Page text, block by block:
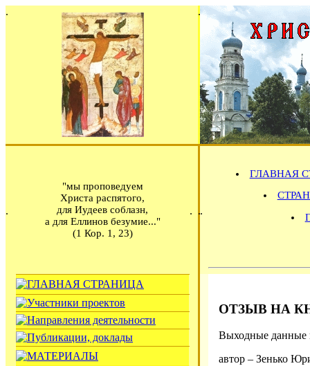
"мы проповедуем
Христа распятого,
для Иудеев соблазн,
а для Еллинов безумие..."
(1 Кор. 1, 23)
ГЛАВНАЯ
ОТЗЫВ НА
Выходные данные
автор – Зенько